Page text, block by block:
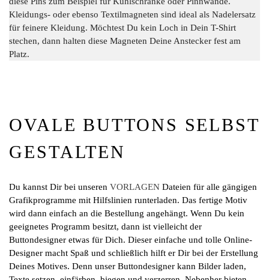
Kleidungs- oder ebenso Textilmagneten sind ideal als Nadelersatz
für feinere Kleidung. Möchtest Du kein Loch in Dein T-Shirt
stechen, dann halten diese Magneten Deine Anstecker fest am
Platz.
OVALE BUTTONS SELBST
GESTALTEN
Du kannst Dir bei unseren VORLAGEN Dateien für alle gängigen
Grafikprogramme mit Hilfslinien runterladen. Das fertige Motiv
wird dann einfach an die Bestellung angehängt. Wenn Du kein
geeignetes Programm besitzt, dann ist vielleicht der
Buttondesigner etwas für Dich. Dieser einfache und tolle Online-
Designer macht Spaß und schließlich hilft er Dir bei der Erstellung
Deines Motives. Denn unser Buttondesigner kann Bilder laden,